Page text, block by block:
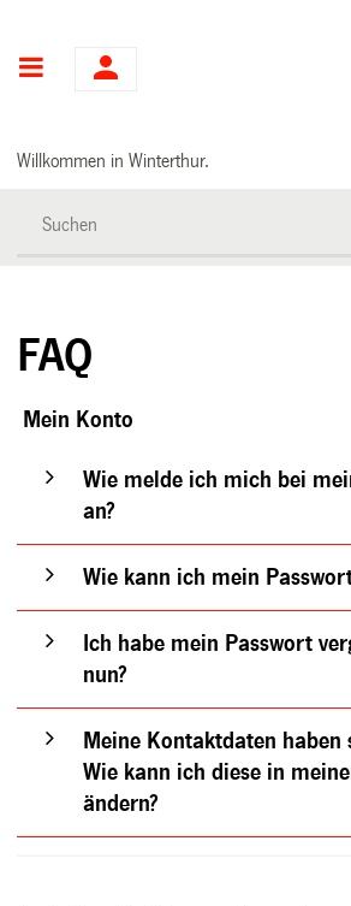
Hauptnavigation
Willkommen in Winterthur.
FAQ
Mein Konto
Wie melde ich mich bei
an?
Wie kann ich mein
Ich habe mein Passwort
nun?
Meine Kontaktdaten haben
Wie kann ich diese in
ändern?